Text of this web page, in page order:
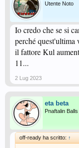
Utente Noto
Io credo che se si
perché quest'ultima
il fattore Kul
11...
2 Lug 2023
eta beta
Pnaftalin Balls
off-ready ha scritto: ↑